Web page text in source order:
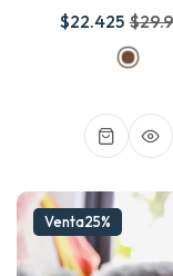
$22.425
Venta25%